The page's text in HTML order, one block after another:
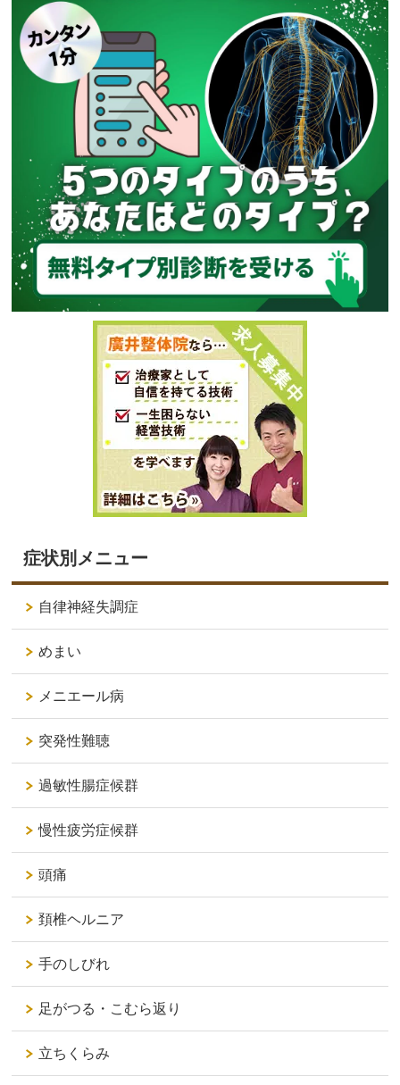
症状別メニュー
自律神経失調症
めまい
メニエール病
突発性難聴
過敏性腸症候群
慢性疲労症候群
頭痛
頚椎ヘルニア
手のしびれ
足がつる・こむら返り
立ちくらみ